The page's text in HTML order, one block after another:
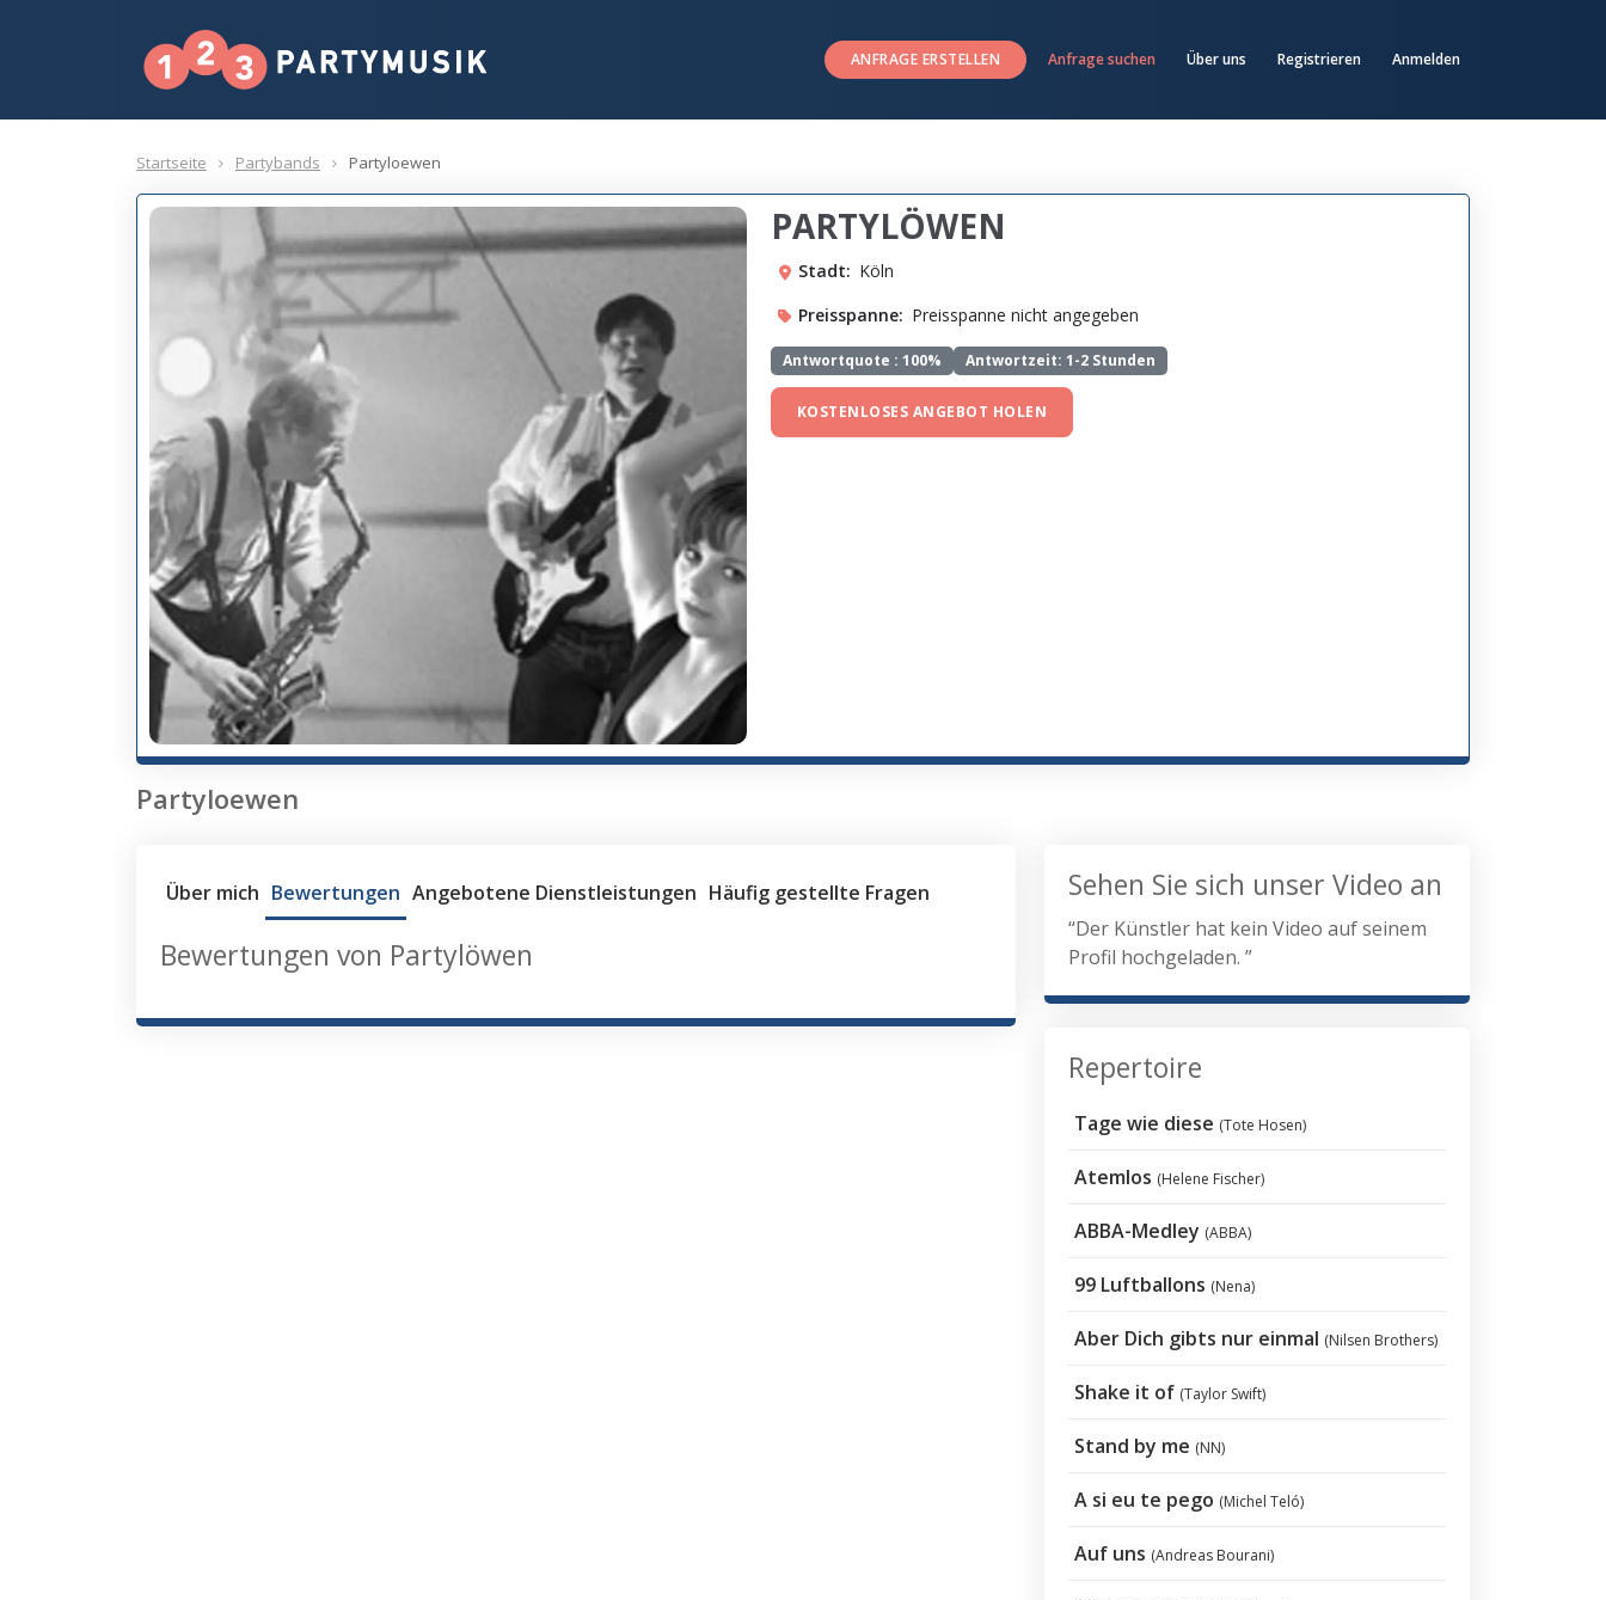
ANFRAGE ERSTELLEN Anfrage suchen Über uns Registrieren Anmelden
Startseite Partybands Partyloewen
PARTYLÖWEN
Stadt: Köln
Preisspanne: Preisspanne nicht angegeben
Antwortquote : 100% Antwortzeit: 1-2 Stunden
KOSTENLOSES ANGEBOT HOLEN
Partyloewen
Über mich Bewertungen Angebotene Dienstleistungen Häufig gestellte Fragen
Bewertungen von Partylöwen
Sehen Sie sich unser Video an
“Der Künstler hat kein Video auf seinem
Profil hochgeladen. ”
Repertoire
Tage wie diese (Tote Hosen)
Atemlos (Helene Fischer)
ABBA-Medley (ABBA)
99 Luftballons (Nena)
Aber Dich gibts nur einmal (Nilsen Brothers)
Shake it of (Taylor Swift)
Stand by me (NN)
A si eu te pego (Michel Teló)
Auf uns (Andreas Bourani)